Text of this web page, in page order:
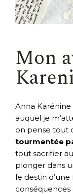
Mon
Anna Karénine
auquel je
on pense tout
tourmentée
tout sacrifier
plonger dans
le destin
conséquences